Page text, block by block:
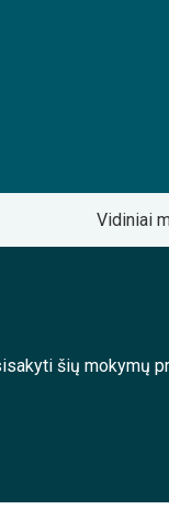
Vidiniai
šių mokymų